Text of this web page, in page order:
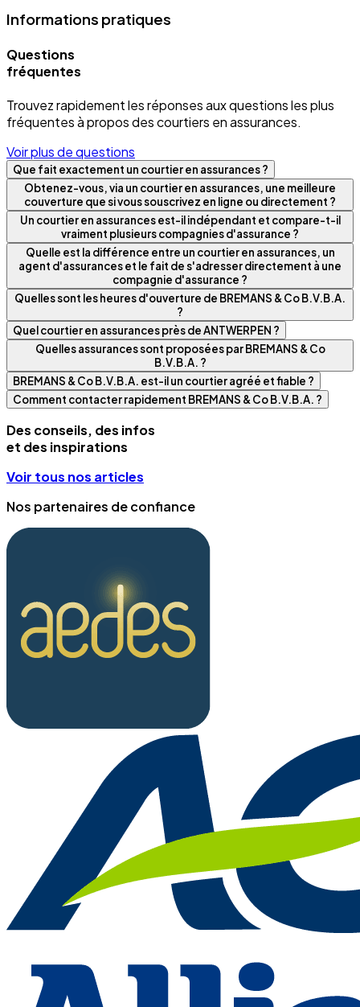
Informations pratiques
Questions
fréquentes
Trouvez rapidement les réponses aux questions les plus
fréquentes à propos des courtiers en assurances.
Voir plus de questions
Que fait exactement un courtier en assurances ?
Obtenez-vous, via un courtier en assurances, une meilleure
couverture que si vous souscrivez en ligne ou directement ?
Un courtier en assurances est-il indépendant et compare-t-il
vraiment plusieurs compagnies d'assurance ?
Quelle est la différence entre un courtier en assurances, un
agent d'assurances et le fait de s'adresser directement à une
compagnie d'assurance ?
Quelles sont les heures d'ouverture de BREMANS & Co B.V.B.A.
?
Quel courtier en assurances près de ANTWERPEN ?
Quelles assurances sont proposées par BREMANS & Co
B.V.B.A. ?
BREMANS & Co B.V.B.A. est-il un courtier agréé et fiable ?
Comment contacter rapidement BREMANS & Co B.V.B.A. ?
Des conseils, des infos
et des inspirations
Voir tous nos articles
Nos partenaires de confiance